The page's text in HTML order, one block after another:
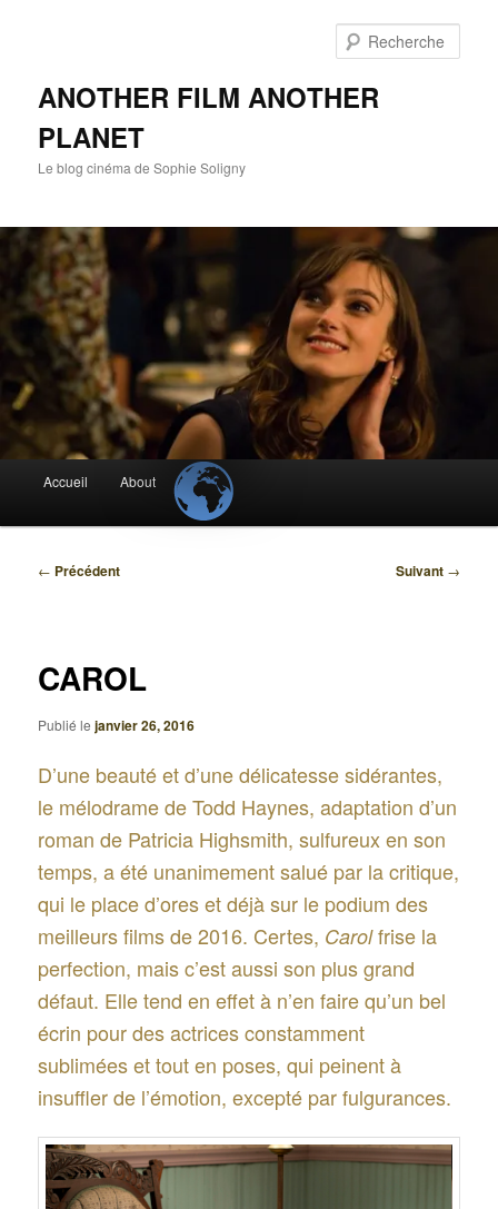
ANOTHER FILM ANOTHER
PLANET
Le blog cinéma de Sophie Soligny
principal
Accueil About
Navigation
← Précédent Suivant →
CAROL
Publié lejanvier 26, 2016
D’une beauté et d’une délicatesse sidérantes,
le mélodrame de Todd Haynes, adaptation d’un
roman de Patricia Highsmith, sulfureux en son
temps, a été unanimement salué par la critique,
qui le place d’ores et déjà sur le podium des
meilleurs films de 2016. Certes, Carolfrise la
perfection, mais c’est aussi son plus grand
défaut. Elle tend en effet à n’en faire qu’un bel
écrin pour des actrices constamment
sublimées et tout en poses, qui peinent à
insuffler de l’émotion, excepté par fulgurances.